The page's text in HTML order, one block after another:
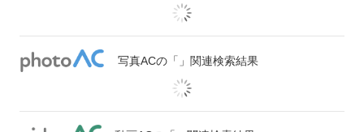
写真ACの「」関連検索結果